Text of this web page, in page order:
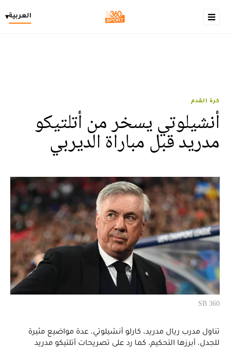
العربية▾
كرة القدم
أنشيلوتي يسخر من أتلتيكو
مدريد قبل مباراة الديربي
SB 360
تناول مدرب ريال مدريد، كارلو أنشيلوتي، عدة مواضيع مثيرة
للجدل، أبرزها التحكيم، كما رد على تصريحات أتلتيكو مدريد